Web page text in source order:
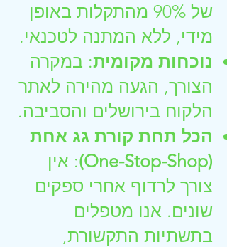
של 90% מהתקלות באופן
מידי, ללא המתנה לטכנאי.
נוכחות מקומית: במקרה
הצורך, הגעה מהירה לאתר
הלקוח בירושלים והסביבה.
הכל תחת קורת גג אחת
(One-Stop-Shop)
: אין
צורך לרדוף אחרי ספקים
שונים. אנו מטפלים
בתשתיות התקשורת,